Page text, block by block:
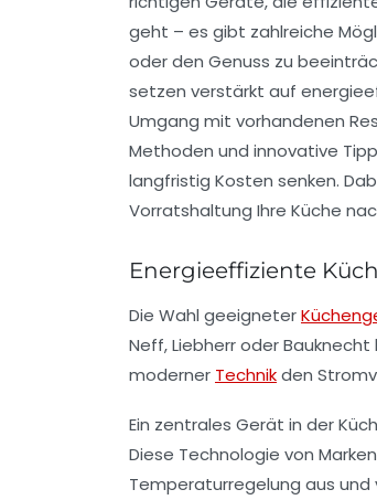
geht – es gibt zahlreiche
oder den Genuss zu
setzen verstärkt auf
Umgang mit vorhandenen
Methoden und innovative
langfristig Kosten senken.
Vorratshaltung Ihre Küche
Energieeffiziente
Die Wahl geeigneter
Neff, Liebherr oder
moderner Technikden
Ein zentrales Gerät in der
Diese Technologie von
Temperaturregelung aus und